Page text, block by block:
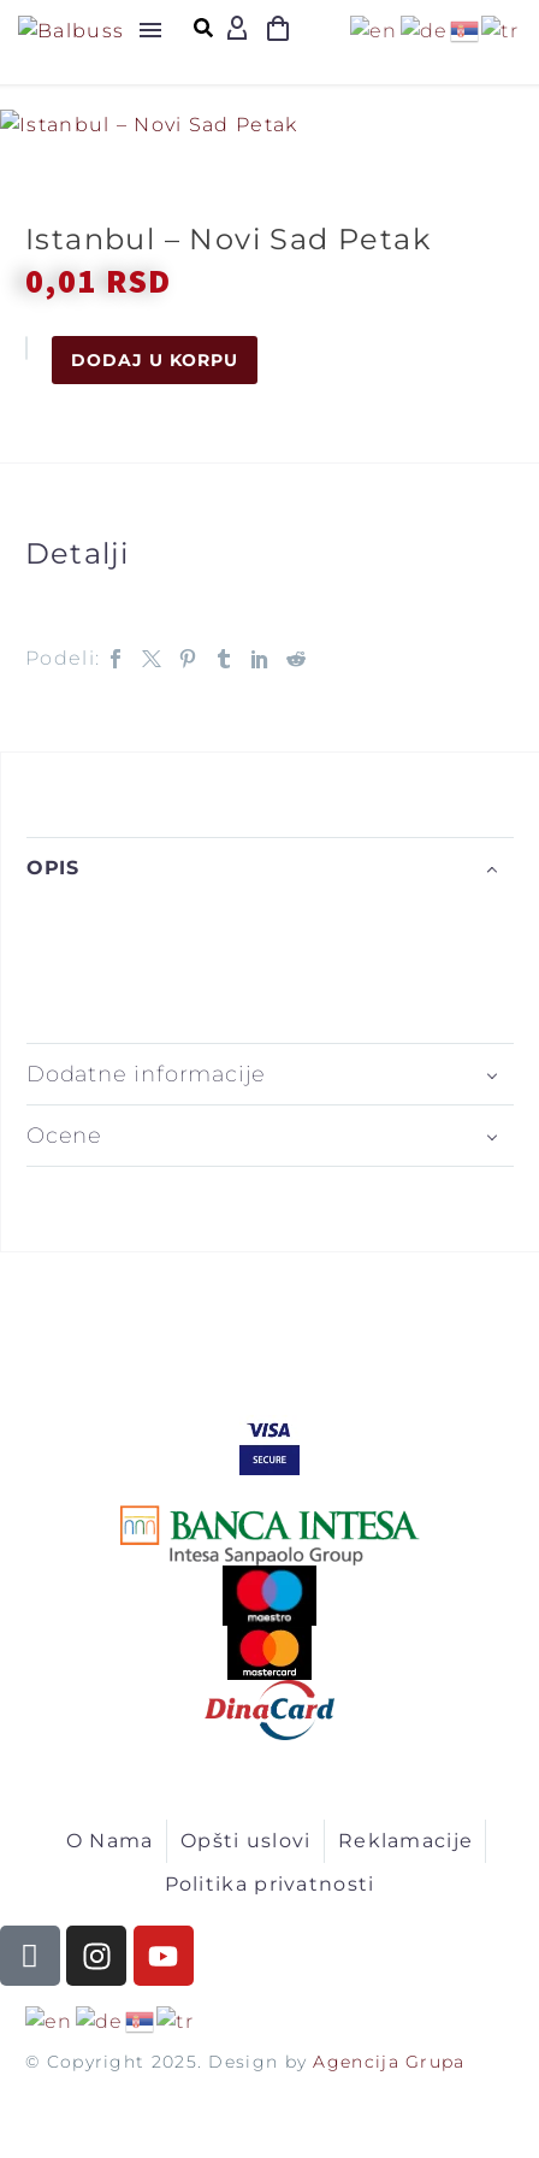
Istanbul – Novi Sad Petak
0,01 RSD
DODAJ U KORPU
Detalji
Podeli:
OPIS
Dodatne informacije
Ocene
O Nama Opšti uslovi
Reklamacije
Politika privatnosti
© Copyright 2025. Design byAgencija Grupa